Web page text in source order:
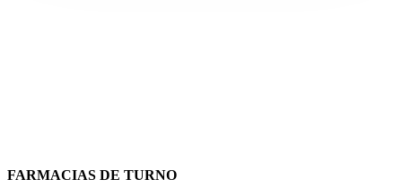
FARMACIAS DE TURNO